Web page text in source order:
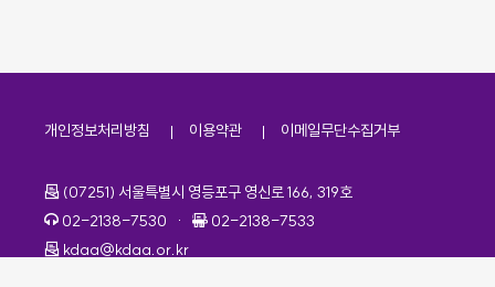
개인정보처리방침 이용약관 이메일무단수집거부
주소
(07251) 서울특별시 영등포구 영신로 166, 319호
전화번호
02-2138-7530 · 팩스번호
02-2138-7533
이메일
kdaa@kdaa.or.kr